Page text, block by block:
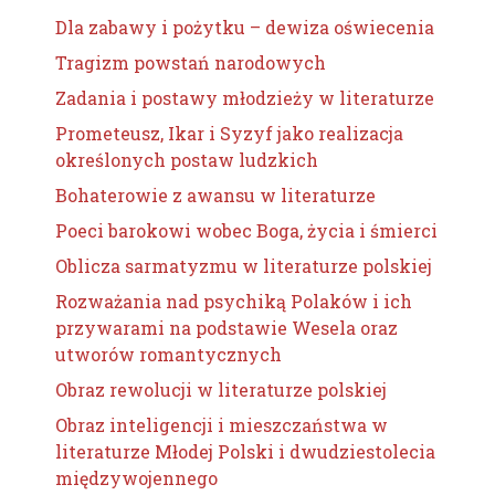
Dla zabawy i pożytku – dewiza oświecenia
Tragizm powstań narodowych
Zadania i postawy młodzieży w literaturze
Prometeusz, Ikar i Syzyf jako realizacja
określonych postaw ludzkich
Bohaterowie z awansu w literaturze
Poeci barokowi wobec Boga, życia i śmierci
Oblicza sarmatyzmu w literaturze polskiej
Rozważania nad psychiką Polaków i ich
przywarami na podstawie Wesela oraz
utworów romantycznych
Obraz rewolucji w literaturze polskiej
Obraz inteligencji i mieszczaństwa w
literaturze Młodej Polski i dwudziestolecia
międzywojennego